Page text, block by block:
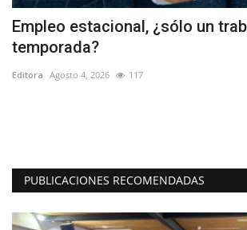
Empleo estacional, ¿sólo un
temporada?
Editora Agosto 4, 2026 117
PUBLICACIONES RECOMENDADAS